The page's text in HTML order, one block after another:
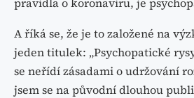
A říká se, že je to založené na
jeden titulek: „Psychopatické
se neřídí zásadami o udržování
jsem se na původní dlouhou